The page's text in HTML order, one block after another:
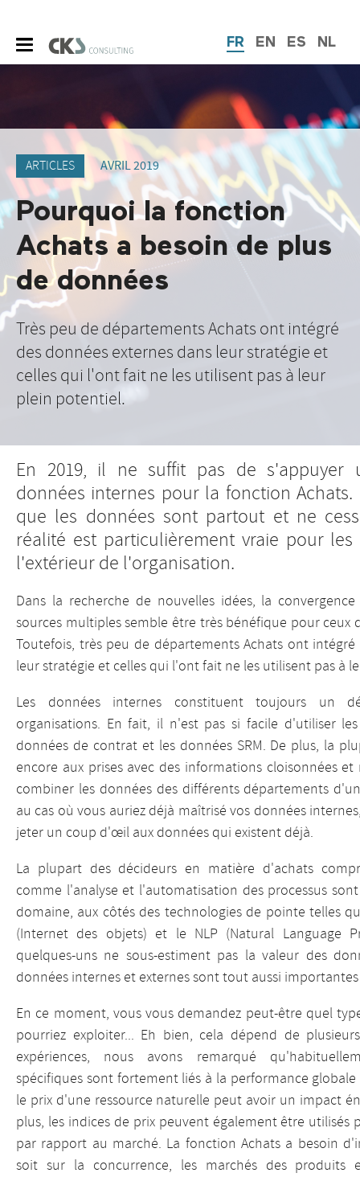
FR EN ES NL
ARTICLES AVRIL 2019
Pourquoi la fonction
Achats a besoin de plus
de données
Très peu de départements Achats ont intégré
des données externes dans leur stratégie et
celles qui l'ont fait ne les utilisent pas à leur
plein potentiel.
En 2019, il ne suffit pas de s'appuyer
données internes pour la fonction
que les données sont partout et ne
réalité est particulièrement vraie pour
l'extérieur de l'organisation.
Dans la recherche de nouvelles idées, la
sources multiples semble être très bénéfique pour ceux
Toutefois, très peu de départements Achats ont
leur stratégie et celles qui l'ont fait ne les utilisent pas à
Les données internes constituent toujours un
organisations. En fait, il n'est pas si facile d'utiliser
données de contrat et les données SRM. De plus, la
encore aux prises avec des informations cloisonnées
combiner les données des différents départements
au cas où vous auriez déjà maîtrisé vos données
jeter un coup d'œil aux données qui existent déjà.
La plupart des décideurs en matière d'achats
comme l'analyse et l'automatisation des processus
domaine, aux côtés des technologies de pointe telles
(Internet des objets) et le NLP (Natural Language
quelques-uns ne sous-estiment pas la valeur des
données internes et externes sont tout aussi
En ce moment, vous vous demandez peut-être quel
pourriez exploiter... Eh bien, cela dépend de
expériences, nous avons remarqué
spécifiques sont fortement liés à la performance globale
le prix d'une ressource naturelle peut avoir un impact
plus, les indices de prix peuvent également être utilisés
par rapport au marché. La fonction Achats a besoin
soit sur la concurrence, les marchés des produits